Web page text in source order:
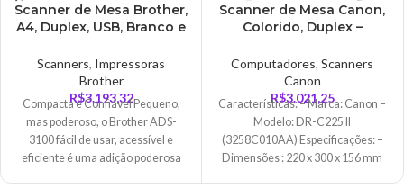
Scanner de Mesa Brother,
A4, Duplex, USB, Branco e
Scanners, Impressoras
Brother
R$3.193,32
Compacta e Confiável Pequeno,
mas poderoso, o Brother ADS-
3100 fácil de usar, acessível e
eficiente é uma adição poderosa
Scanner de Mesa Canon,
Colorido, Duplex –
Computadores, Scanners
Canon
R$3.021,25
Características: – Marca: Canon –
Modelo: DR-C225 II
(3258C010AA) Especificações: –
Dimensões : 220 x 300 x 156 mm